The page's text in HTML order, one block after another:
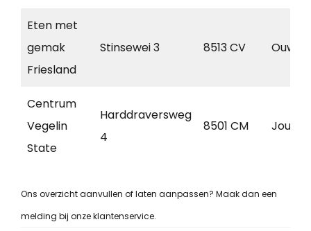
Eten met
gemak
Friesland
Stinsewei 3 8513 CV
Centrum
Vegelin
State
Harddraversweg
4
8501 CM Joure
Ons overzicht aanvullen of laten aanpassen? Maak dan een
melding bij onze klantenservice.